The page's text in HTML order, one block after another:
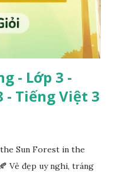
- Lớp 3 -
- Tiếng Việt 3
Sun Forest in the
Vẻ đẹp uy nghi, tráng